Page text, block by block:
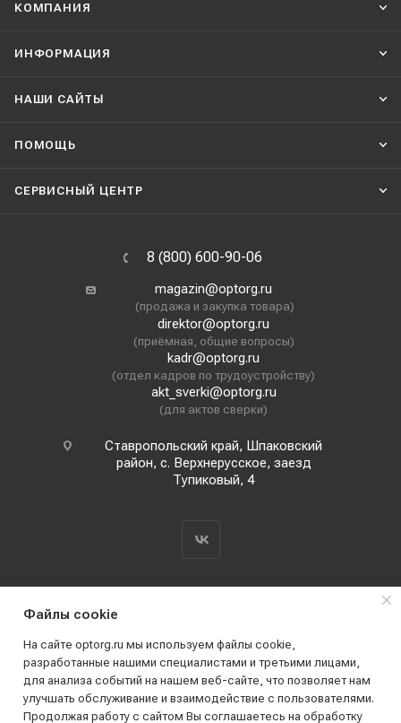
КОМПАНИЯ
ИНФОРМАЦИЯ
НАШИ CАЙТЫ
ПОМОЩЬ
СЕРВИСНЫЙ ЦЕНТР
8 (800) 600-90-06
magazin@optorg.ru
(продажа и закупка товара)
direktor@optorg.ru
(приёмная, общие вопросы)
kadr@optorg.ru
(отдел кадров по трудоустройству)
akt_sverki@optorg.ru
(для актов сверки)
Ставропольский край, Шпаковский
район, с. Верхнерусское, заезд
Тупиковый, 4
2019 - 2026 © АО КПК "Ставропольстройопторг"
Все права защищены
Файлы cookie
На сайте optorg.ru мы используем файлы cookie,
разработанные нашими специалистами и третьими лицами,
для анализа событий на нашем веб-сайте, что позволяет нам
улучшать обслуживание и взаимодействие с пользователями.
Продолжая работу с сайтом Вы соглашаетесь на обработку